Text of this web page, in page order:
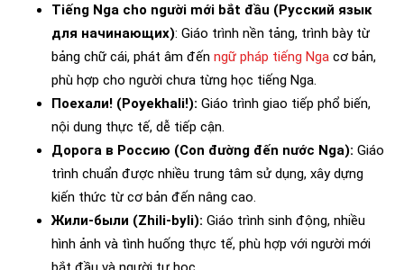
Tiếng Nga cho người mới bắt đầu (Русский язык
для начинающих): Giáo trình nền tảng, trình bày từ
bảng chữ cái, phát âm đến ngữ pháp tiếng Nga cơ bản,
phù hợp cho người chưa từng học tiếng Nga.
Поехали! (Poyekhali!): Giáo trình giao tiếp phổ biến,
nội dung thực tế, dễ tiếp cận.
Дорога в Россию (Con đường đến nước Nga): Giáo
trình chuẩn được nhiều trung tâm sử dụng, xây dựng
kiến thức từ cơ bản đến nâng cao.
Жили-были (Zhili-byli): Giáo trình sinh động, nhiều
hình ảnh và tình huống thực tế, phù hợp với người mới